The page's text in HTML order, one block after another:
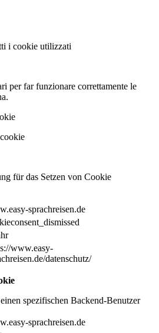
i cookie utilizzati
per far funzionare correttamente le
für das Setzen von Cookie
sprachreisen.de
www.easy-
datenschutz/
spezifischen Backend-Benutzer
sprachreisen.de